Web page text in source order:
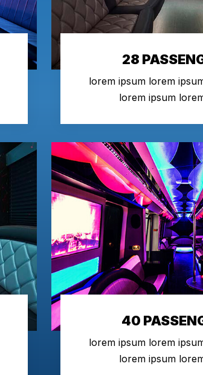
28
lorem ipsum lorem
lorem ipsum
40
lorem ipsum lorem
lorem ipsum